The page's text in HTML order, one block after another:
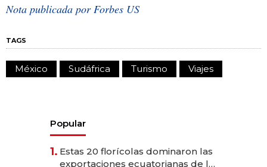
Nota publicada por Forbes US
TAGS
México Sudáfrica Turismo Viajes
Popular
1. Estas 20 florícolas dominaron las
exportaciones ecuatorianas de la